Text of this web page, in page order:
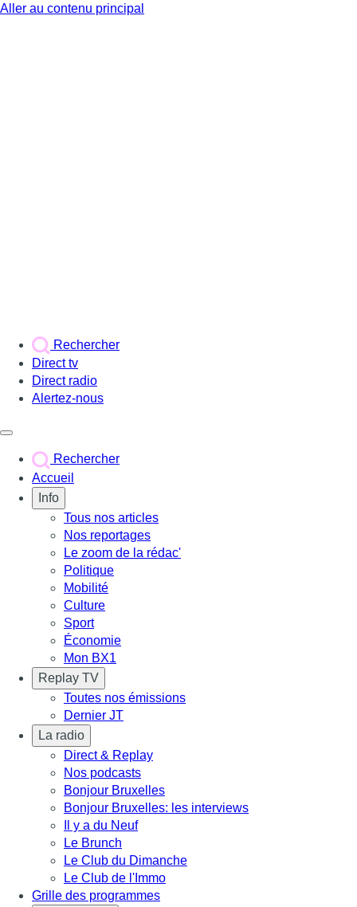
Aller au contenu principal
Rechercher
Direct tv
Direct radio
Alertez-nous
Rechercher
Accueil
Info
Tous nos articles
Nos reportages
Le zoom de la rédac'
Politique
Mobilité
Culture
Sport
Économie
Mon BX1
Replay TV
Toutes nos émissions
Dernier JT
La radio
Direct & Replay
Nos podcasts
Bonjour Bruxelles
Bonjour Bruxelles: les interviews
Il y a du Neuf
Le Brunch
Le Club du Dimanche
Le Club de l'Immo
Grille des programmes